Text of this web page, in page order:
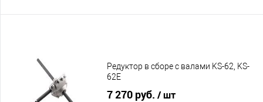
Редуктор в сборе с валами KS-62, KS-
62E
7 270 руб. / шт